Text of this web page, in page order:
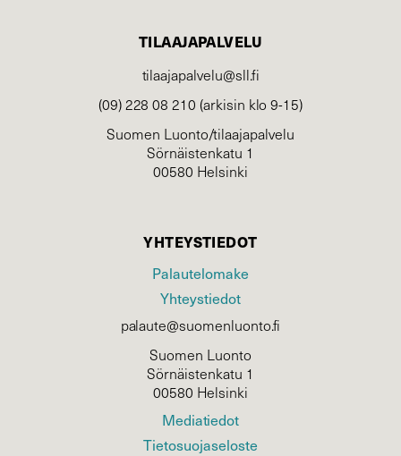
TILAAJAPALVELU
tilaajapalvelu@sll.fi
(09) 228 08 210 (arkisin klo 9-15)
Suomen Luonto/tilaajapalvelu
Sörnäistenkatu 1
00580 Helsinki
YHTEYSTIEDOT
Palautelomake
Yhteystiedot
palaute@suomenluonto.fi
Suomen Luonto
Sörnäistenkatu 1
00580 Helsinki
Mediatiedot
Tietosuojaseloste